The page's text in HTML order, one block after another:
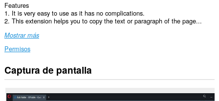
Features
1. It is very easy to use as it has no complications.
2. This extension helps you to copy the text or paragraph of the page...
Mostrar más
Permisos
Esta
extensión
acceder
Captura de pantalla